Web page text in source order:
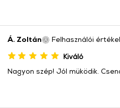
Á. Zoltán Felhasználói
Kiváló
Nagyon szép! Jól müködik.